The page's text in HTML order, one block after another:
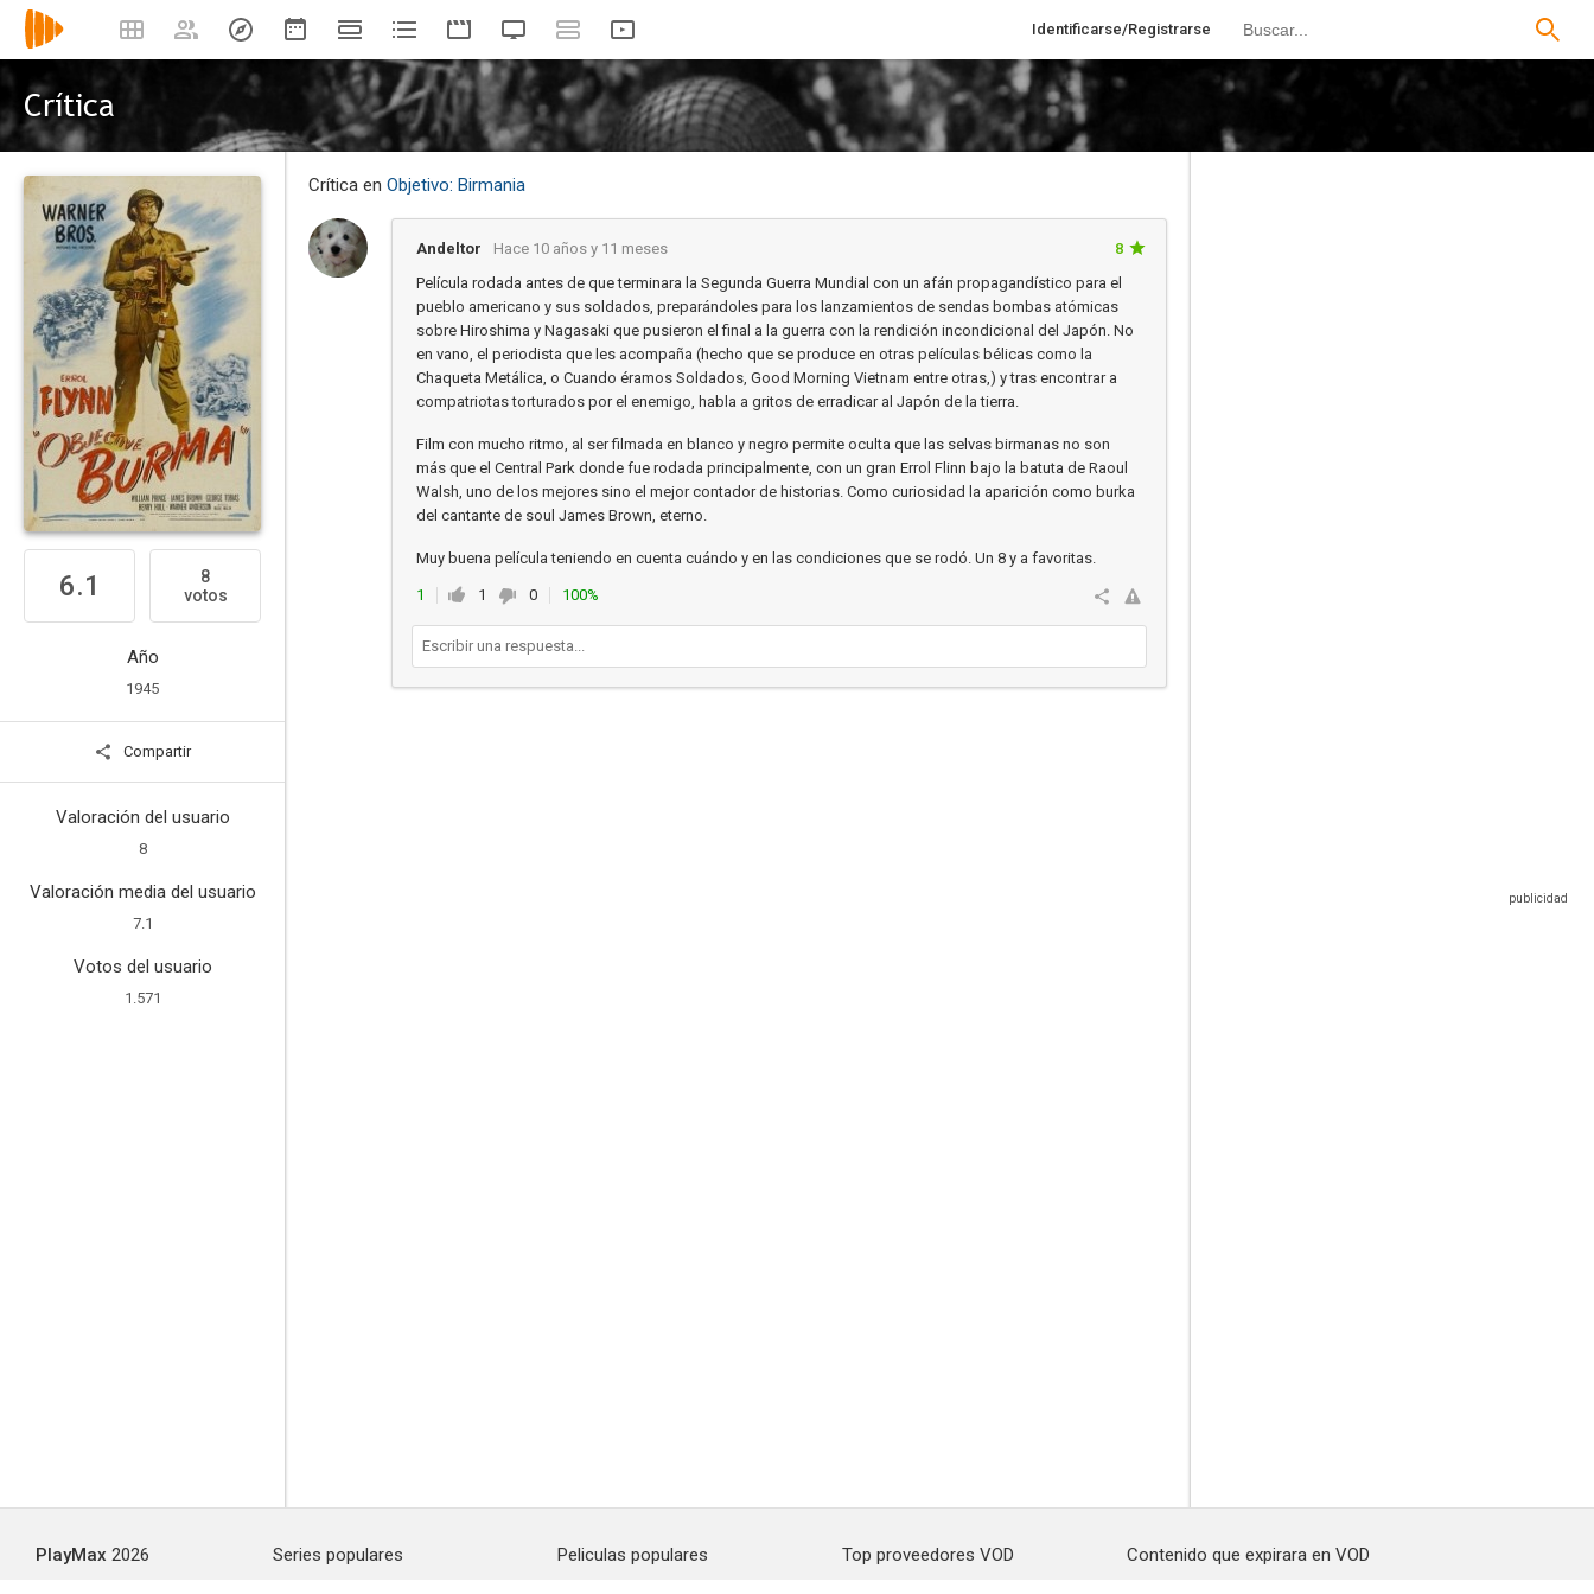
Identificarse/Registrarse
Crítica
6.1
8
votos
Año
1945
Compartir
Valoración del usuario
8
Valoración media del usuario
7.1
Votos del usuario
1.571
Crítica en Objetivo: Birmania
Andeltor Hace 10 años y 11 meses
8
Película rodada antes de que terminara la Segunda Guerra Mundial con un afán propagandístico para el
pueblo americano y sus soldados, preparándoles para los lanzamientos de sendas bombas atómicas
sobre Hiroshima y Nagasaki que pusieron el final a la guerra con la rendición incondicional del Japón. No
en vano, el periodista que les acompaña (hecho que se produce en otras películas bélicas como la
Chaqueta Metálica, o Cuando éramos Soldados, Good Morning Vietnam entre otras,) y tras encontrar a
compatriotas torturados por el enemigo, habla a gritos de erradicar al Japón de la tierra.
Film con mucho ritmo, al ser filmada en blanco y negro permite oculta que las selvas birmanas no son
más que el Central Park donde fue rodada principalmente, con un gran Errol Flinn bajo la batuta de Raoul
Walsh, uno de los mejores sino el mejor contador de historias. Como curiosidad la aparición como burka
del cantante de soul James Brown, eterno.
Muy buena película teniendo en cuenta cuándo y en las condiciones que se rodó. Un 8 y a favoritas.
1 1 0 100%
PlayMax 2026
Series populares
Peliculas populares
Top proveedores VOD
Contenido que expirara en VOD